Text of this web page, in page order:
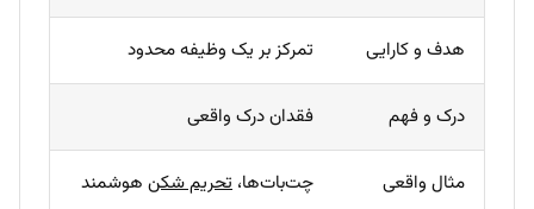
هدف و کارایی تمرکز بر یک وظیفه محدود
درک و فهم فقدان درک واقعی
مثال واقعی چت‌بات‌ها، تحریم شکن هوشمند